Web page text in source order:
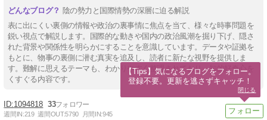
陰の勢力と国際情勢の深層に迫る解説
表に出にくい裏側の情報や政治の裏事情に焦点を当て、様々な時事問題を
鋭い視点で解説します。国際的な動きや国内の政治風潮を掘り下げ、隠さ
れた背景や関係性を明らかにすることを意識しています。データや証拠を
もとに、物事の裏側に潜む真実を追及し、読者に新たな視野を提供しま
す。難解に思えるテーマも、わかりやすく整理されており、知的好奇心を
くすぐる内容です。
1094818 33
週間IN:219 週間OUT:5790 月間IN:945
【Tips】気になるブログをフォロー。
登録不要。更新を逃さずキャッチ！
閉じる